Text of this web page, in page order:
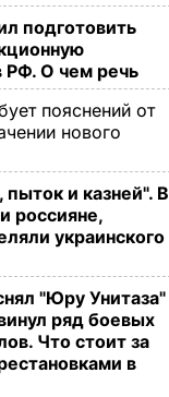
подготовить
РФ. О чем речь
пояснений от
нового
и казней". В
россияне,
украинского
"Юру Унитаза"
ряд боевых
Что стоит за
в